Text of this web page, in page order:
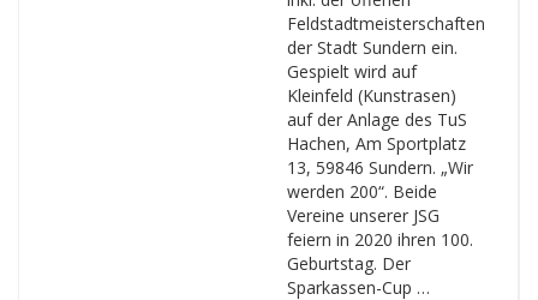
Feldstadtmeisterschaften
der Stadt Sundern ein.
Gespielt wird auf
Kleinfeld (Kunstrasen)
auf der Anlage des TuS
Hachen, Am Sportplatz
13, 59846 Sundern. „Wir
werden 200“. Beide
Vereine unserer JSG
feiern in 2020 ihren 100.
Geburtstag. Der
Sparkassen-Cup …